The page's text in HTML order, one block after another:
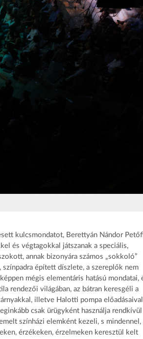
kulcsmondatot, Berettyán Nándor
és végtagokkal játszanak a speciális,
annak bizonyára számos „sokkoló”
épített díszlete, a szereplők nem
mégis elementáris hatású mondatai,
rendezői világában, az bátran keresgéli a
illetve Halotti pompa
csak ürügyként használja rendkívül
színházi elemként kezeli, s mindennel,
érzékeken, érzelmeken keresztül kelt